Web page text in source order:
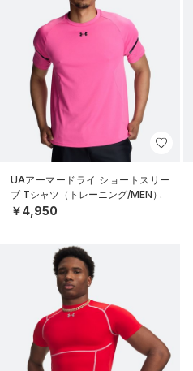
UAアーマードライ ショートスリー
ブ Tシャツ（トレーニング/MEN）
￥4,950